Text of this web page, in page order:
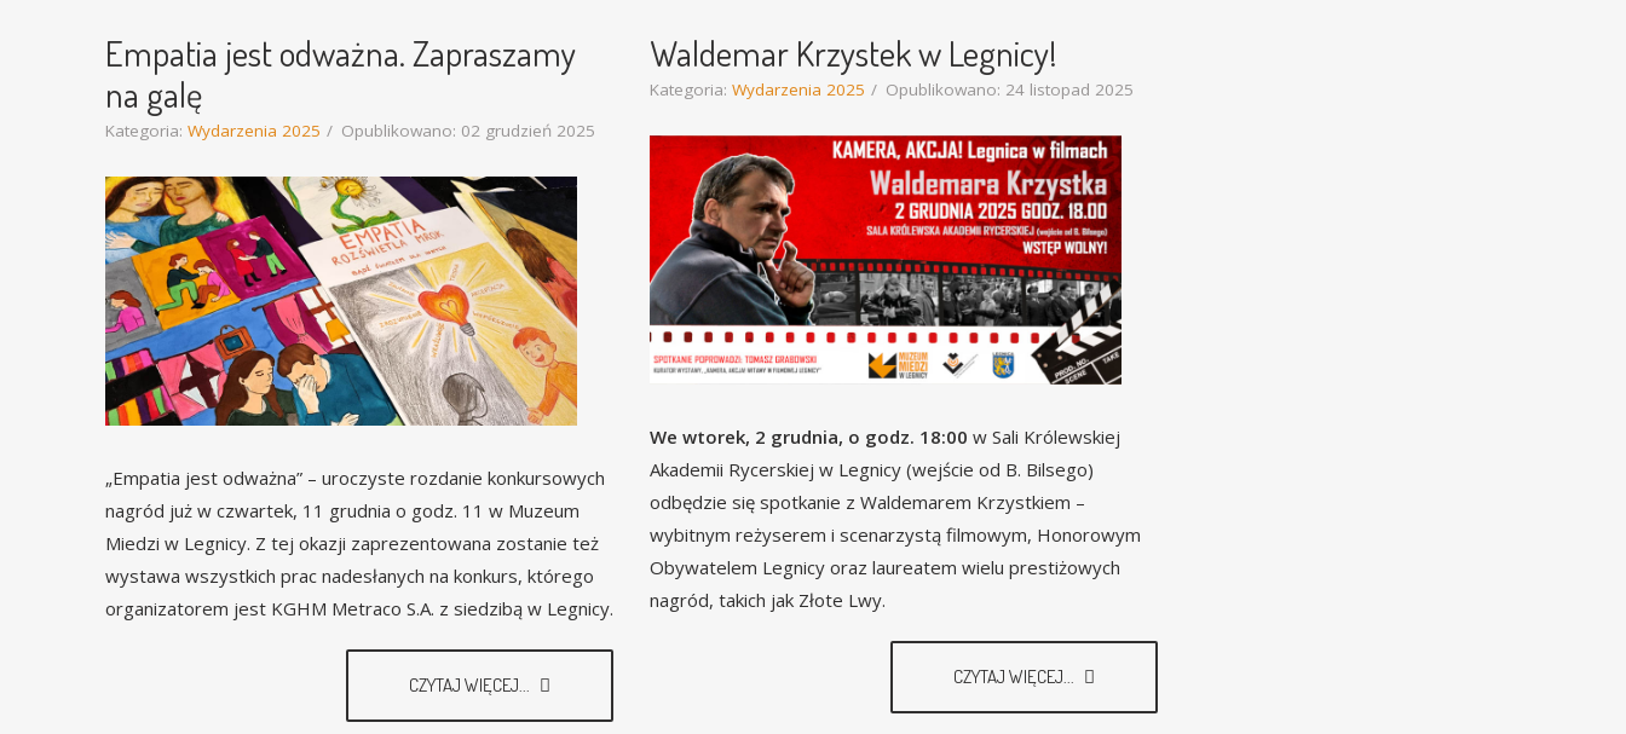
Empatia jest odważna. Zapraszamy
na galę
Kategoria: Wydarzenia 2025 Opublikowano: 02 grudzień 2025
„Empatia jest odważna” – uroczyste rozdanie konkursowych
nagród już w czwartek, 11 grudnia o godz. 11 w Muzeum
Miedzi w Legnicy. Z tej okazji zaprezentowana zostanie też
wystawa wszystkich prac nadesłanych na konkurs, którego
organizatorem jest KGHM Metraco S.A. z siedzibą w Legnicy.
CZYTAJ WIĘCEJ...
Waldemar Krzystek w Legnicy!
Kategoria: Wydarzenia 2025 Opublikowano: 24 listopad 2025
We wtorek, 2 grudnia, o godz. 18:00 w Sali Królewskiej
Akademii Rycerskiej w Legnicy (wejście od B. Bilsego)
odbędzie się spotkanie z Waldemarem Krzystkiem –
wybitnym reżyserem i scenarzystą filmowym, Honorowym
Obywatelem Legnicy oraz laureatem wielu prestiżowych
nagród, takich jak Złote Lwy.
CZYTAJ WIĘCEJ...